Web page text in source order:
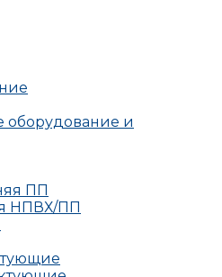
оборудование и
ПП
НПВХ/ПП